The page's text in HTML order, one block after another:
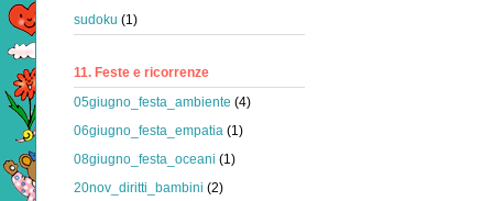
sudoku (1)
11. Feste e ricorrenze
05giugno_festa_ambiente (4)
06giugno_festa_empatia (1)
08giugno_festa_oceani (1)
20nov_diritti_bambini (2)